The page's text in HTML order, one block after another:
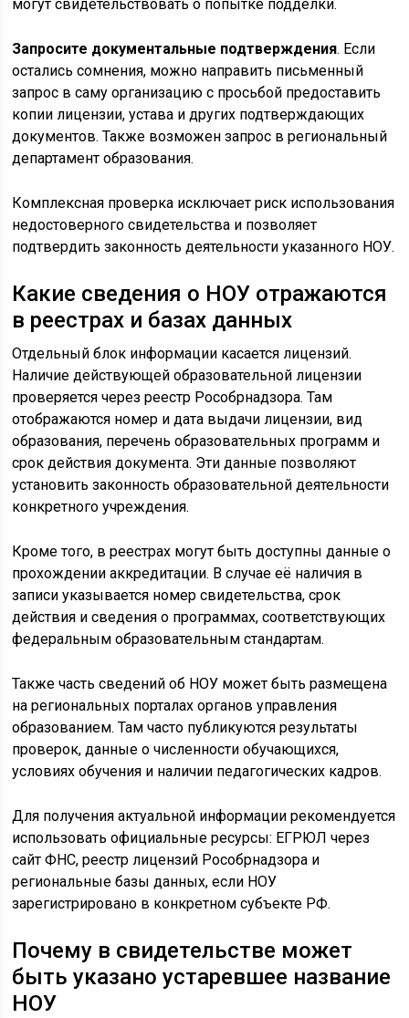
могут свидетельствовать о попытке подделки.
Запросите документальные подтверждения. Если
остались сомнения, можно направить письменный
запрос в саму организацию с просьбой предоставить
копии лицензии, устава и других подтверждающих
документов. Также возможен запрос в региональный
департамент образования.
Комплексная проверка исключает риск использования
недостоверного свидетельства и позволяет
подтвердить законность деятельности указанного НОУ.
Какие сведения о НОУ отражаются
в реестрах и базах данных
Отдельный блок информации касается лицензий.
Наличие действующей образовательной лицензии
проверяется через реестр Рособрнадзора. Там
отображаются номер и дата выдачи лицензии, вид
образования, перечень образовательных программ и
срок действия документа. Эти данные позволяют
установить законность образовательной деятельности
конкретного учреждения.
Кроме того, в реестрах могут быть доступны данные о
прохождении аккредитации. В случае её наличия в
записи указывается номер свидетельства, срок
действия и сведения о программах, соответствующих
федеральным образовательным стандартам.
Также часть сведений об НОУ может быть размещена
на региональных порталах органов управления
образованием. Там часто публикуются результаты
проверок, данные о численности обучающихся,
условиях обучения и наличии педагогических кадров.
Для получения актуальной информации рекомендуется
использовать официальные ресурсы: ЕГРЮЛ через
сайт ФНС, реестр лицензий Рособрнадзора и
региональные базы данных, если НОУ
зарегистрировано в конкретном субъекте РФ.
Почему в свидетельстве может
быть указано устаревшее название
НОУ